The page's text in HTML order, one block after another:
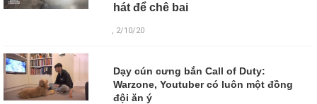
hát để chê bai
, 2/10/20
Dạy cún cưng bắn Call of Duty:
Warzone, Youtuber có luôn một đồng
đội ăn ý